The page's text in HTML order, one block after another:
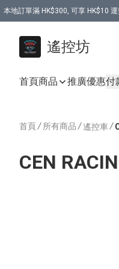
本地訂單滿 HK$300, 可享 HK$10
遙控坊
首頁商品 推廣優惠付
首頁/ 所有商品 /遙控車/
CEN